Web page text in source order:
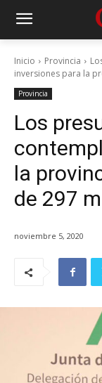
Inicio Provincia
inversiones para la
Provincia
Los
la
de 297
noviembre 5, 2020